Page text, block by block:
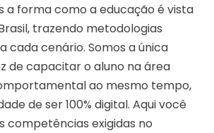
a forma como a educação é vista
trazendo metodologias
cada cenário. Somos a única
de capacitar o aluno na área
ao mesmo tempo,
de ser 100% digital. Aqui você
competências exigidas no